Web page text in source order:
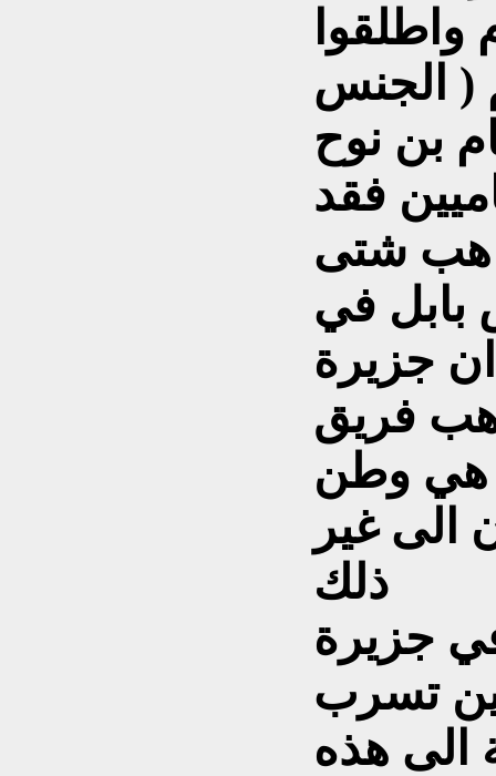
( الجنس
بن نوح
فقد
شتى
بابل في
جزيرة
فريق
هي وطن
الى غير
ذلك
جزيرة
تسرب
الى هذه